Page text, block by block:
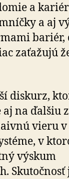
a
a aj
zaťažujú
diskurz,
na ďalšiu
vieru
v
výskum
Skutočnosť